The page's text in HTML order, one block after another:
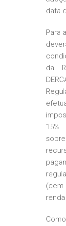
data
Para
da
15%
(cem